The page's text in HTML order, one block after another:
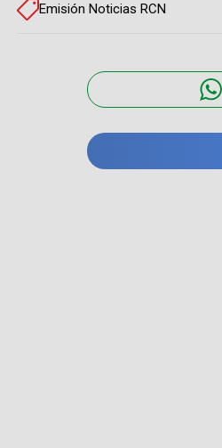
Emisión Noticias RCN